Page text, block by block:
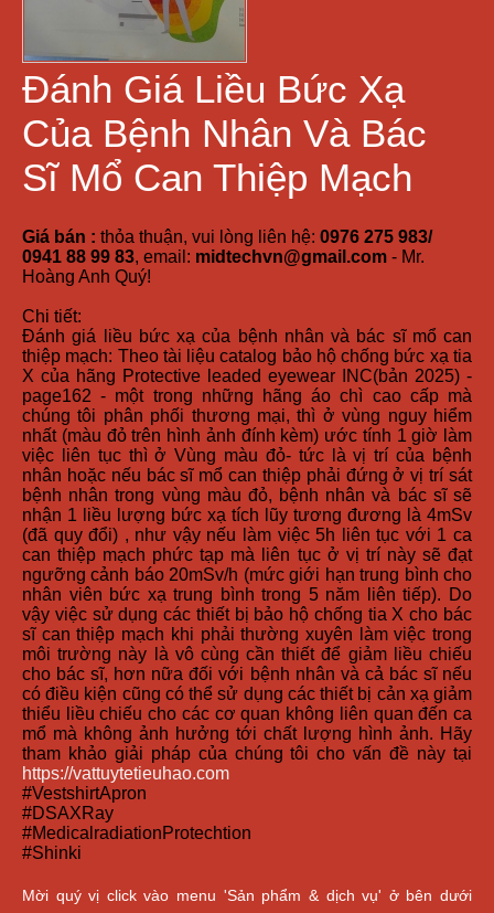
Đánh Giá Liều Bức Xạ
Của Bệnh Nhân Và Bác
Sĩ Mổ Can Thiệp Mạch
Giá bán : thỏa thuận, vui lòng liên hệ: 0976 275 983/
0941 88 99 83, email: midtechvn@gmail.com - Mr.
Hoàng Anh Quý!
Chi tiết:
Đánh giá liều bức xạ của bệnh nhân và bác sĩ mổ can
thiệp mạch: Theo tài liệu catalog bảo hộ chống bức xạ tia
X của hãng Protective leaded eyewear INC(bản 2025) -
page162 - một trong những hãng áo chì cao cấp mà
chúng tôi phân phối thương mại, thì ở vùng nguy hiểm
nhất (màu đỏ trên hình ảnh đính kèm) ước tính 1 giờ làm
việc liên tục thì ở Vùng màu đỏ- tức là vị trí của bệnh
nhân hoặc nếu bác sĩ mổ can thiệp phải đứng ở vị trí sát
bệnh nhân trong vùng màu đỏ, bệnh nhân và bác sĩ sẽ
nhận 1 liều lượng bức xạ tích lũy tương đương là 4mSv
(đã quy đổi) , như vậy nếu làm việc 5h liên tục với 1 ca
can thiệp mạch phức tạp mà liên tục ở vị trí này sẽ đạt
ngưỡng cảnh báo 20mSv/h (mức giới hạn trung bình cho
nhân viên bức xạ trung bình trong 5 năm liên tiếp). Do
vậy việc sử dụng các thiết bị bảo hộ chống tia X cho bác
sĩ can thiệp mạch khi phải thường xuyên làm việc trong
môi trường này là vô cùng cần thiết để giảm liều chiếu
cho bác sĩ, hơn nữa đối với bệnh nhân và cả bác sĩ nếu
có điều kiện cũng có thể sử dụng các thiết bị cản xạ giảm
thiểu liều chiếu cho các cơ quan không liên quan đến ca
mổ mà không ảnh hưởng tới chất lượng hình ảnh. Hãy
tham khảo giải pháp của chúng tôi cho vấn đề này tại
https://vattuytetieuhao.com
#VestshirtApron
#DSAXRay
#MedicalradiationProtechtion
#Shinki
Mời quý vị click vào menu 'Sản phẩm & dịch vụ' ở bên dưới